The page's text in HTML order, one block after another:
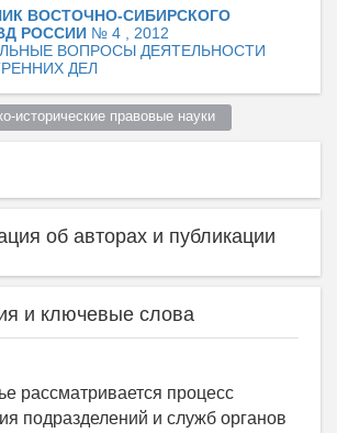
ВОСТОЧНО-СИБИРСКОГО
РОССИИ № 4 , 2012
ВОПРОСЫ ДЕЯТЕЛЬНОСТИ
ДЕЛ
исторические правовые науки
об авторах и публикации
и ключевые слова
рассматривается процесс
подразделений и служб органов